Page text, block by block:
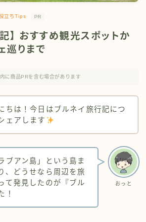
立ちTips PR
】 おすすめ観光スポットか
巡りまで
に商品PRを含む場合があります
ちは！今日はブルネイ旅行記につ
ェアします
おっと
ブアン島」という島ま
、どうせなら周辺を旅
て発見したのが『ブル
！